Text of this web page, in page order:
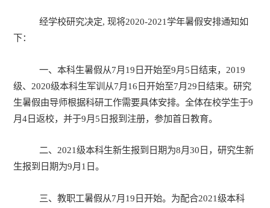
经学校研究决定, 现将2020-2021学年暑假安排通知如
下：
一、本科生暑假从7月19日开始至9月5日结束，2019
级、2020级本科生军训从7月16日开始至7月29日结束。研究
生暑假由导师根据科研工作需要具体安排。全体在校学生于9
月4日返校，并于9月5日报到注册，参加首日教育。
二、2021级本科生新生报到日期为8月30日，研究生新
生报到日期为9月1日。
三、教职工暑假从7月19日开始。为配合2021级本科